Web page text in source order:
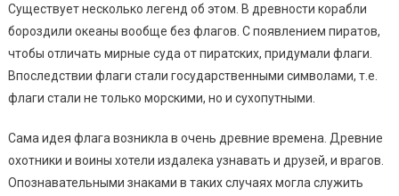
Существует несколько легенд об этом. В древности корабли
бороздили океаны вообще без флагов. С появлением пиратов,
чтобы отличать мирные суда от пиратских, придумали флаги.
Впоследствии флаги стали государственными символами, т.е.
флаги стали не только морскими, но и сухопутными.
Сама идея флага возникла в очень древние времена. Древние
охотники и воины хотели издалека узнавать и друзей, и врагов.
Опознавательными знаками в таких случаях могла служить